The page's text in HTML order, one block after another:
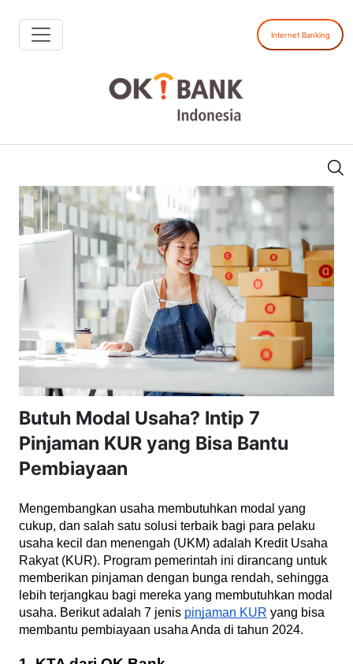
Internet Banking
Butuh Modal Usaha? Intip 7
Pinjaman KUR yang Bisa Bantu
Pembiayaan
Mengembangkan usaha membutuhkan modal yang
cukup, dan salah satu solusi terbaik bagi para pelaku
usaha kecil dan menengah (UKM) adalah Kredit Usaha
Rakyat (KUR). Program pemerintah ini dirancang untuk
memberikan pinjaman dengan bunga rendah, sehingga
lebih terjangkau bagi mereka yang membutuhkan modal
usaha. Berikut adalah 7 jenis pinjaman KUR yang bisa
membantu pembiayaan usaha Anda di tahun 2024.